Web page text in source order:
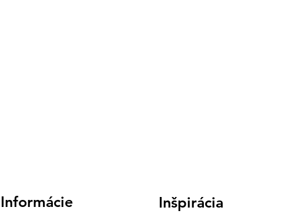
Informácie Inšpirácia